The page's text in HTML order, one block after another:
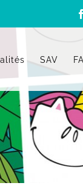
SAV